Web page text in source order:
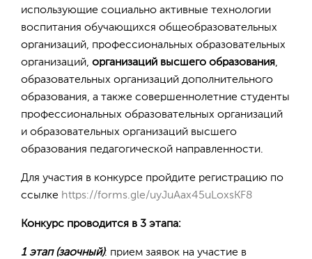
использующие социально активные технологии
воспитания обучающихся общеобразовательных
организаций, профессиональных образовательных
организаций, организаций высшего образования,
образовательных организаций дополнительного
образования, а также совершеннолетние студенты
профессиональных образовательных организаций
и образовательных организаций высшего
образования педагогической направленности.
Для участия в конкурсе пройдите регистрацию по
ссылке https://forms.gle/uyJuAax45uLoxsKF8
Конкурс проводится в 3 этапа:
1 этап (заочный): прием заявок на участие в